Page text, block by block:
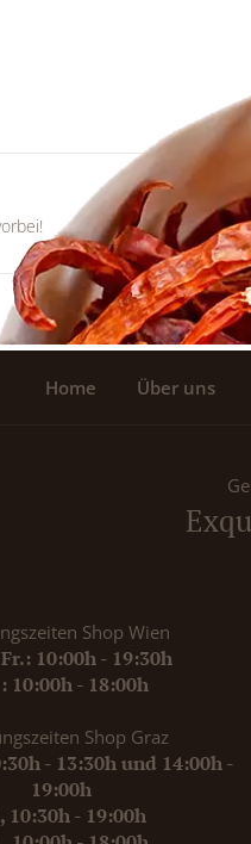
Home Über uns
Shop Wien
10:00h - 19:30h
10:00h - 18:00h
Shop Graz
- 13:30h und 14:00h -
19:00h
10:30h - 19:00h